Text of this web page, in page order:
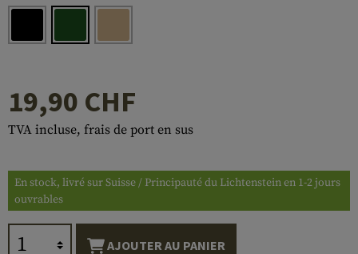
19,90 CHF
TVA incluse, frais de port en sus
En stock, livré sur Suisse / Principauté du Lichtenstein en 1-2 jours
ouvrables
AJOUTER AU PANIER